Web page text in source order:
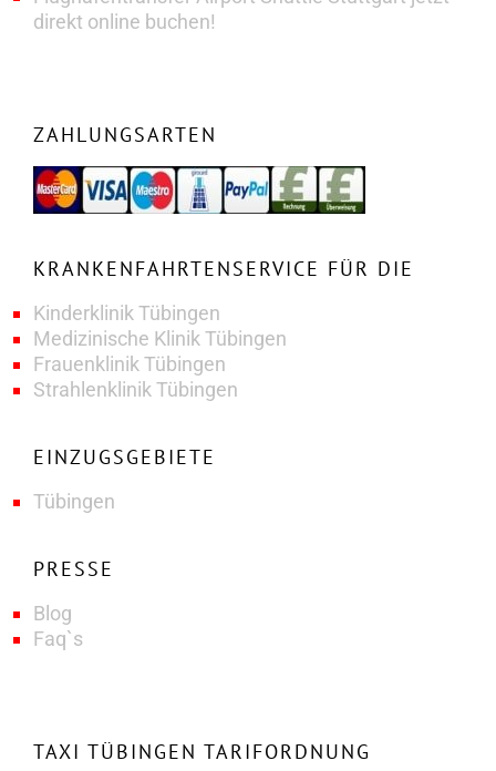
direkt online buchen!
ZAHLUNGSARTEN
KRANKENFAHRTENSERVICE FÜR DIE
Kinderklinik Tübingen
Medizinische Klinik Tübingen
Frauenklinik Tübingen
Strahlenklinik Tübingen
EINZUGSGEBIETE
Tübingen
PRESSE
Blog
Faq`s
TAXI TÜBINGEN TARIFORDNUNG